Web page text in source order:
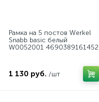
Рамка на 5 постов Werkel
Snabb basic белый
W0052001 4690389161452
1 130 руб. /шт